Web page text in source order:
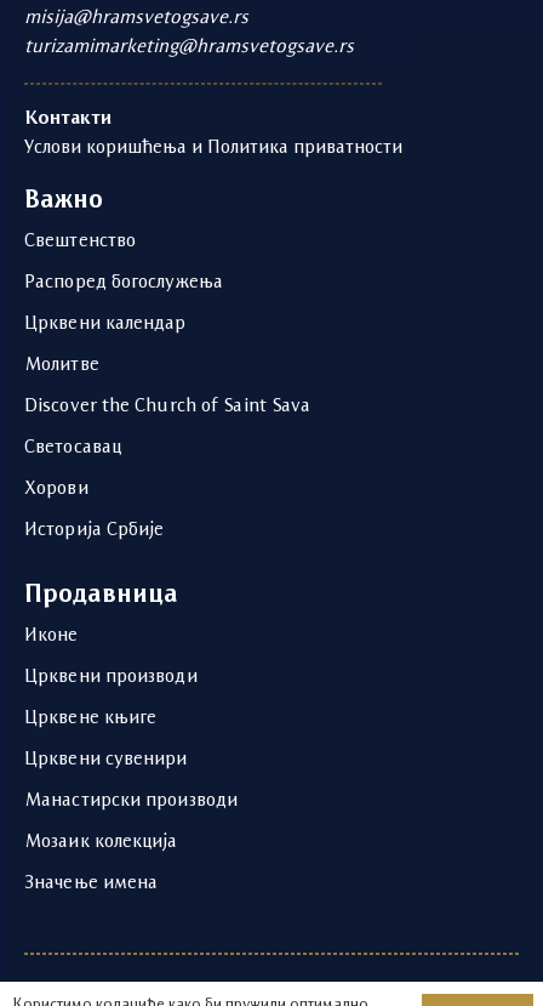
misija@hramsvetogsave.rs
turizamimarketing@hramsvetogsave.rs
Контакти
Услови коришћења и Политика приватности
Важно
Свештенство
Распоред богослужења
Црквени календар
Молитве
Discover the Church of Saint Sava
Светосавац
Хорови
Историја Србије
Продавница
Иконе
Црквени производи
Црквене књиге
Црквени сувенири
Манастирски производи
Мозаик колекција
Значење имена
1219 - 2026 © | Храм Светог Саве | Развој и